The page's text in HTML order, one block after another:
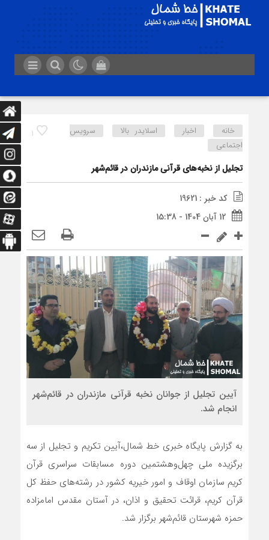
1 خانه اخبار اسلایدر بالا
سرویس
اجتماعی
تجلیل از نخبه‌های قرآنی مازندران در قائم‌شهر
کد خبر : 19621
12 آبان 1404 - 15:38
آیین تجلیل از جوانان نخبه قرآنی مازندران در قائم‌شهر
انجام شد.
به گزارش پایگاه خبری خط شمال،آیین تکریم و تجلیل از سه
برگزیده ملی چهل‌و‌هشتمین دوره مسابقات سراسری قرآن
کریم سازمان اوقاف و امور خیریه کشور در رشته‌های حفظ کل
قرآن کریم، قرائت تحقیق و اذان، در آستان مقدس امامزاده
حمزه شهرستان قائم‌شهر برگزار شد.